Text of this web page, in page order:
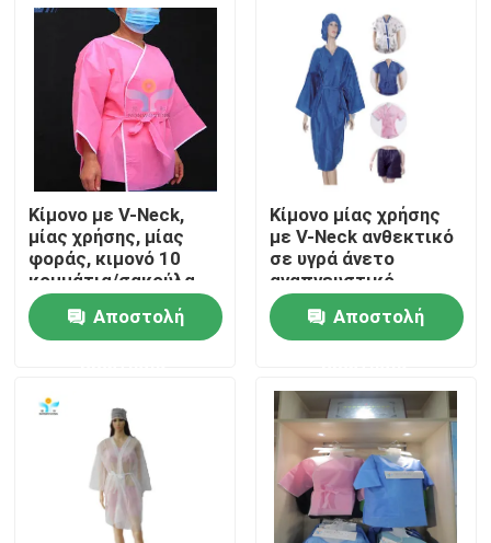
Περίπου εμείς
Γύρος εργοστασίων
Ποιοτικός έλεγχος
Μας ελάτε σε επαφή με
Ζητήστε ένα απόσπασμα
Μίας χρήσης προστατευτική ένδυση
Μίας χρήσης προστατευτικά κοστούμια
Μίας χρήσης προστατευτική φόρμα
Κίμονο με V-Neck,
μίας χρήσης, μίας
φοράς, κιμονό 10
κομμάτια/σακούλα
50 κομμάτια/
σακούλαΑποστολή
Κίμονο μίας χρήσης
με V-Neck ανθεκτικό
σε υγρά άνετο
αναπνευστικό
Αποστολή